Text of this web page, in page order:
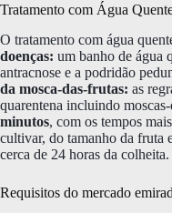
Tratamento com Água
O tratamento com água
doenças: um banho de água
antracnose e a podridão
da mosca-das-frutas: as
quarentena incluindo
minutos, com os tempos
cultivar, do tamanho da fruta
cerca de 24 horas da colheita.
Requisitos do mercado